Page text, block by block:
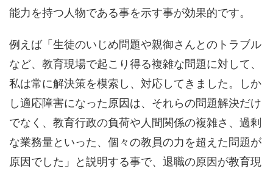
能力を持つ人物である事を示す事が効果的です。
例えば「生徒のいじめ問題や親御さんとのトラブル
など、教育現場で起こり得る複雑な問題に対して、
私は常に解決策を模索し、対応してきました。しか
し適応障害になった原因は、それらの問題解決だけ
でなく、教育行政の負荷や人間関係の複雑さ、過剰
な業務量といった、個々の教員の力を超えた問題が
原因でした」と説明する事で、退職の原因が教育現